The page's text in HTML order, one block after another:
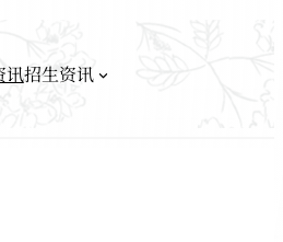
讯招生资讯